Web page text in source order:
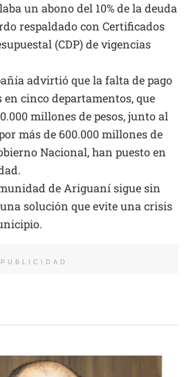
un abono del 10% de la deuda
respaldado con Certificados
(CDP) de vigencias
advirtió que la falta de pago
cinco departamentos, que
millones de pesos, junto al
más de 600.000 millones de
Nacional, han puesto en
de Ariguaní sigue sin
solución que evite una crisis
PUBLICIDAD